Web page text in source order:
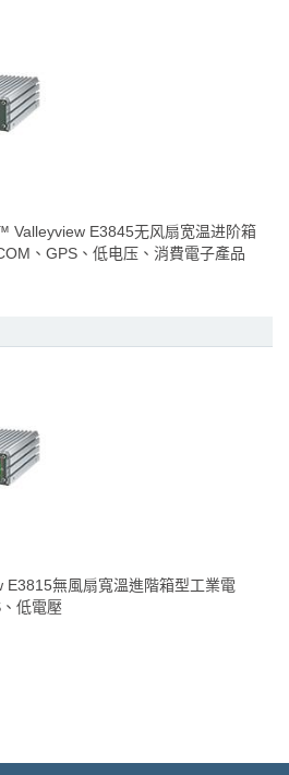
Valleyview E3845无风扇宽温进阶箱
、GPS、低电压、消費電子產品
無風扇寬溫進階箱型工業電
低電壓